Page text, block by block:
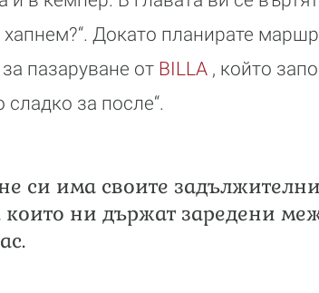
Докато планирате
пазаруване от BILLA , който
за после“.
си има своите
ни държат заредени